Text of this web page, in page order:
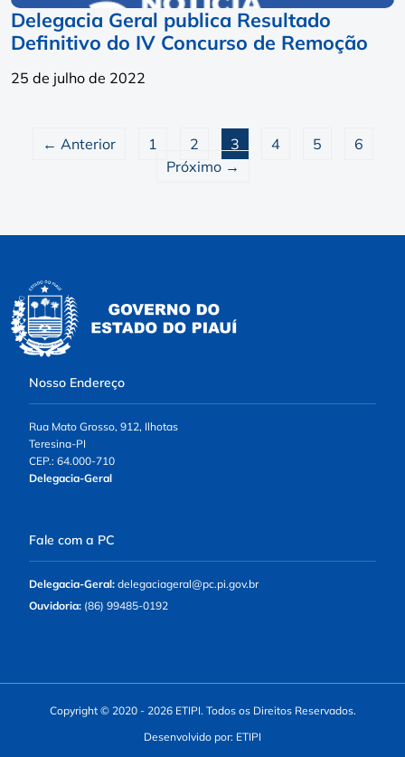
Delegacia Geral publica Resultado
Definitivo do IV Concurso de Remoção
25 de julho de 2022
← Anterior 1 2 3 4 5
6
Próximo →
Nosso Endereço
Rua Mato Grosso, 912, Ilhotas
Teresina-PI
CEP.: 64.000-710
Delegacia-Geral
Fale com a PC
Delegacia-Geral: delegaciageral@pc.pi.gov.br
Ouvidoria: (86) 99485-0192
Copyright © 2020 - 2026 ETIPI. Todos os Direitos Reservados.
Desenvolvido por: ETIPI